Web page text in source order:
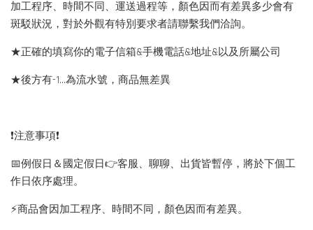
加工程序、時間不同、運送過程等，顏色因而有差異多少會有
斑駁狀況，對於外觀有特別要求者請聯繫我們洽詢。
★正確的填寫你的電子信箱&手機電話&地址&以及所屬公司
★後方有-1…為流水號，商品無差異
❗️注意事項❗️
📅例假日＆國定假日👉客服、聊聊、出貨皆暫停，將於下個工
作日依序處理。
⚡️商品會因加工程序、時間不同，顏色因而有差異。